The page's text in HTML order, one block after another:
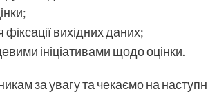
вихідних даних;
ініціативами щодо оцінки.
за увагу та чекаємо на